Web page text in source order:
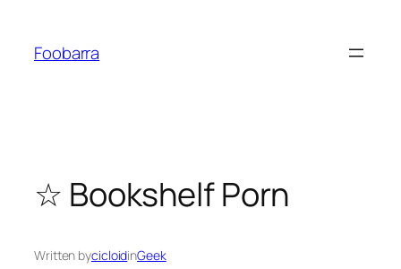
contenido
Foobarra
☆ Bookshelf Porn
Written bycicloidinGeek